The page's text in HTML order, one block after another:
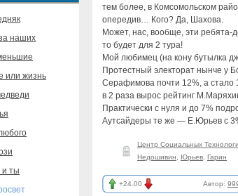
наших
или жизнь
и ты
тем более, в Комсомольском
опередив… Кого? Да, Шахова.
Может, нас, вообще, эти ребята-
то будет для 2 тура!
Мой любимец (на кону бутылка
Протестный электорат нынче у
Серафимова почти 12%, а стало
в 2 раза вырос рейтинг
Практически с нуля и до 7%
Аутсайдеры те же — Е.Юрьев с
Центр Социальных
Недошивин
Юрьев Гарин
+24.00 Автор: